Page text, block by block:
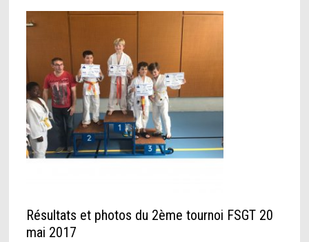
Résultats et photos du 2ème tournoi FSGT 20
mai 2017